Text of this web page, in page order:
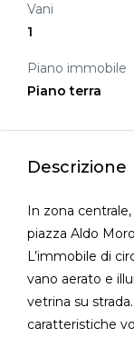
Vani
1
Piano immobile
Piano terra
Descrizione
In zona
piazza Aldo
L’immobile di
vano aerato e
vetrina su
caratteristiche